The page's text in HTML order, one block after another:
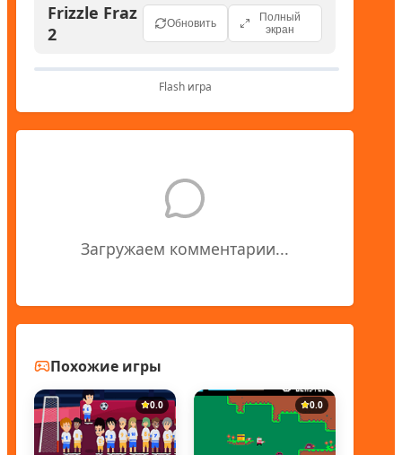
Frizzle Fraz
2
Обновить
Полный
экран
Flash игра
Загружаем комментарии...
Похожие игры
0.0 0.0